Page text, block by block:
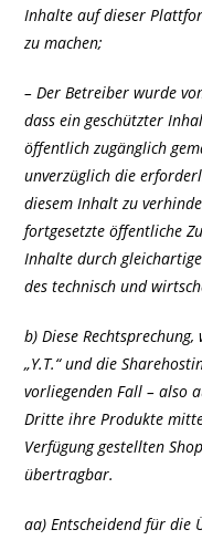
Inhalte auf dieser
zu machen;
– Der Betreiber wurde
dass ein geschützter
öffentlich zugänglich
unverzüglich die
diesem Inhalt zu
fortgesetzte öffentliche
Inhalte durch
des technisch und
b) Diese
„Y.T.“ und die
vorliegenden Fall – also
Dritte ihre Produkte
Verfügung gestellten
übertragbar.
aa) Entscheidend für